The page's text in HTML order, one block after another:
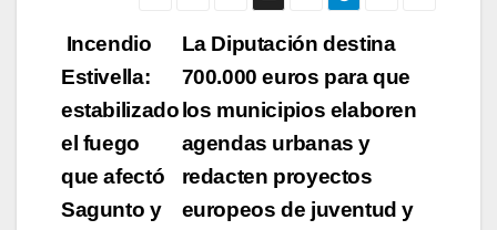
Navegación
de
entradas
La Diputación destina
700.000 euros para que
los municipios elaboren
agendas urbanas y
redacten proyectos
europeos de juventud y
Incendio
Estivella:
estabilizado
el fuego
que afectó
Sagunto y